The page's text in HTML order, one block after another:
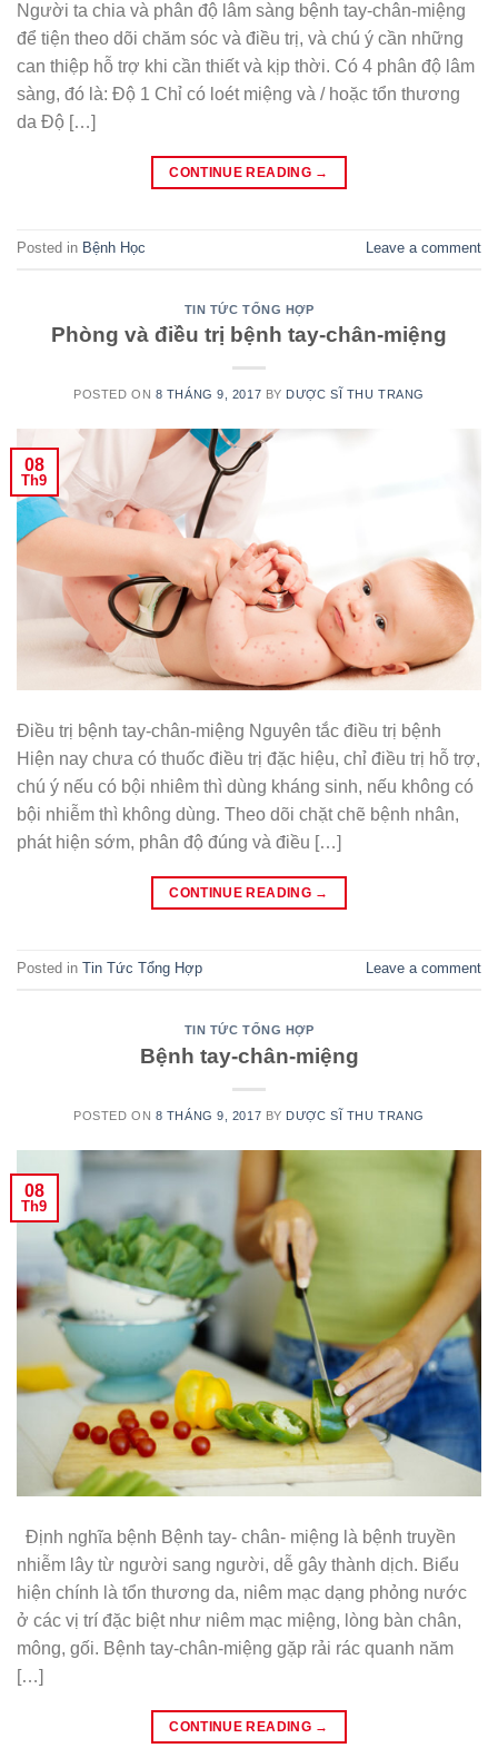
Người ta chia và phân độ lâm sàng bệnh tay-chân-miệng
để tiện theo dõi chăm sóc và điều trị, và chú ý cần những
can thiệp hỗ trợ khi cần thiết và kịp thời. Có 4 phân độ lâm
sàng, đó là: Độ 1 Chỉ có loét miệng và / hoặc tổn thương
da Độ […]
CONTINUE READING →
Posted in Bệnh Học Leave a comment
TIN TỨC TỔNG HỢP
Phòng và điều trị bệnh tay-chân-miệng
POSTED ON 8 THÁNG 9, 2017 BY DƯỢC SĨ THU TRANG
08
Th9
Điều trị bệnh tay-chân-miệng Nguyên tắc điều trị bệnh
Hiện nay chưa có thuốc điều trị đặc hiệu, chỉ điều trị hỗ trợ,
chú ý nếu có bội nhiêm thì dùng kháng sinh, nếu không có
bội nhiễm thì không dùng. Theo dõi chặt chẽ bệnh nhân,
phát hiện sớm, phân độ đúng và điều […]
CONTINUE READING →
Posted in Tin Tức Tổng Hợp Leave a comment
TIN TỨC TỔNG HỢP
Bệnh tay-chân-miệng
POSTED ON 8 THÁNG 9, 2017 BY DƯỢC SĨ THU TRANG
08
Th9
Định nghĩa bệnh Bệnh tay- chân- miệng là bệnh truyền
nhiễm lây từ người sang người, dễ gây thành dịch. Biểu
hiện chính là tổn thương da, niêm mạc dạng phỏng nước
ở các vị trí đặc biệt như niêm mạc miệng, lòng bàn chân,
mông, gối. Bệnh tay-chân-miệng gặp rải rác quanh năm
[…]
CONTINUE READING →